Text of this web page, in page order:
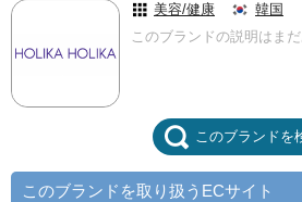
美容/健康
韓国
このブランドの説明はまだ
このブランドを
このブランドを取り扱うECサイト